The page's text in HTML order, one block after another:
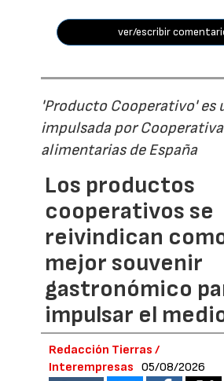
ver/escribir
'Producto Cooperativo' es
impulsada por
alimentarias de España
Los productos
cooperativos se
reivindican
mejor souvenir
gastronómico
impulsar el
Redacción Tierras /
Interempresas
05/08/2026